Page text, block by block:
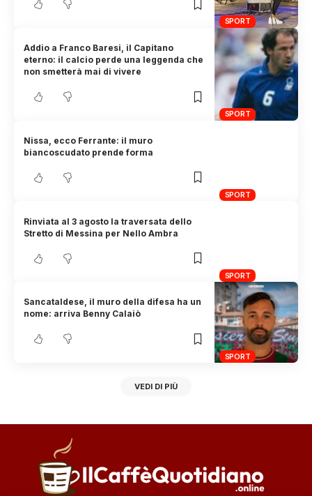
SPORT
SPORT
Addio a Franco Baresi, il Capitano
eterno: il calcio perde una leggenda che
non smetterà mai di vivere
SPORT
Nissa, ecco Ferrante: il muro
biancoscudato prende forma
SPORT
Rinviata al 3 agosto la traversata dello
Stretto di Messina per Nello Ambra
SPORT
Sancataldese, il muro della difesa ha un
nome: arriva Benny Calaiò
VEDI DI PIÙ